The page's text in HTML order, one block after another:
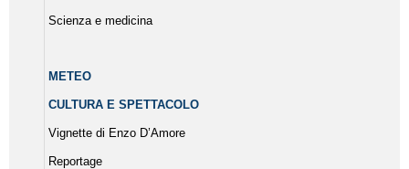
Scienza e medicina
METEO
CULTURA E SPETTACOLO
Vignette di Enzo D’Amore
Reportage